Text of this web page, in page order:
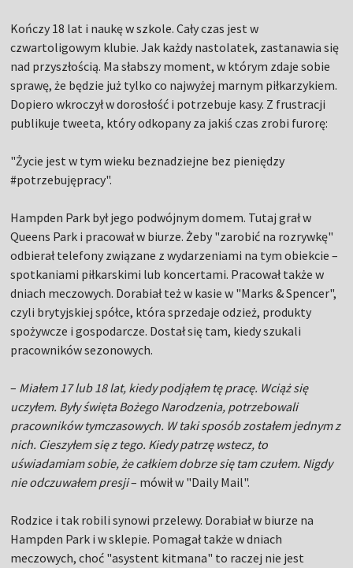
Kończy 18 lat i naukę w szkole. Cały czas jest w
czwartoligowym klubie. Jak każdy nastolatek, zastanawia się
nad przyszłością. Ma słabszy moment, w którym zdaje sobie
sprawę, że będzie już tylko co najwyżej marnym piłkarzykiem.
Dopiero wkroczył w dorosłość i potrzebuje kasy. Z frustracji
publikuje tweeta, który odkopany za jakiś czas zrobi furorę:
"Życie jest w tym wieku beznadziejne bez pieniędzy
#potrzebujępracy".
Hampden Park był jego podwójnym domem. Tutaj grał w
Queens Park i pracował w biurze. Żeby "zarobić na rozrywkę"
odbierał telefony związane z wydarzeniami na tym obiekcie –
spotkaniami piłkarskimi lub koncertami. Pracował także w
dniach meczowych. Dorabiał też w kasie w "Marks & Spencer",
czyli brytyjskiej spółce, która sprzedaje odzież, produkty
spożywcze i gospodarcze. Dostał się tam, kiedy szukali
pracowników sezonowych.
– Miałem 17 lub 18 lat, kiedy podjąłem tę pracę. Wciąż się
uczyłem. Były święta Bożego Narodzenia, potrzebowali
pracowników tymczasowych. W taki sposób zostałem jednym z
nich. Cieszyłem się z tego. Kiedy patrzę wstecz, to
uświadamiam sobie, że całkiem dobrze się tam czułem. Nigdy
nie odczuwałem presji– mówił w "Daily Mail".
Rodzice i tak robili synowi przelewy. Dorabiał w biurze na
Hampden Park i w sklepie. Pomagał także w dniach
meczowych, choć "asystent kitmana" to raczej nie jest